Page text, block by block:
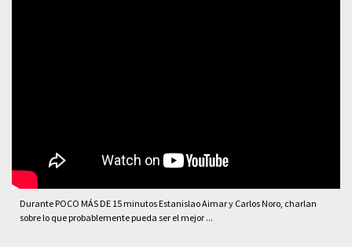
Durante POCO MÁS DE 15 minutos Estanislao Aimar y Carlos Noro, charlan
sobre lo que probablemente pueda ser el mejor ...